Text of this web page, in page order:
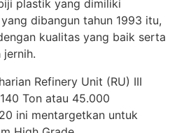
plastik yang dimiliki
dibangun tahun 1993 itu,
kualitas yang baik serta
Refinery Unit (RU) III
Ton atau 45.000
ini mentargetkan untuk